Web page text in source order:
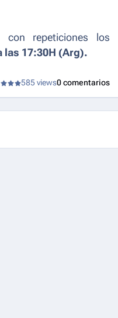
con repeticiones los
las 17:30H (Arg).
585 views0 comentarios